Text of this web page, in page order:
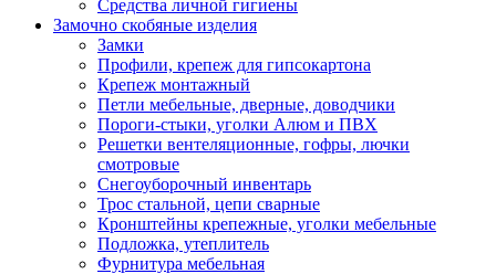
Средства личной гигиены
Замочно скобяные изделия
Замки
Профили, крепеж для гипсокартона
Крепеж монтажный
Петли мебельные, дверные, доводчики
Пороги-стыки, уголки Алюм и ПВХ
Решетки вентеляционные, гофры, лючки
смотровые
Снегоуборочный инвентарь
Трос стальной, цепи сварные
Кронштейны крепежные, уголки мебельные
Подложка, утеплитель
Фурнитура мебельная